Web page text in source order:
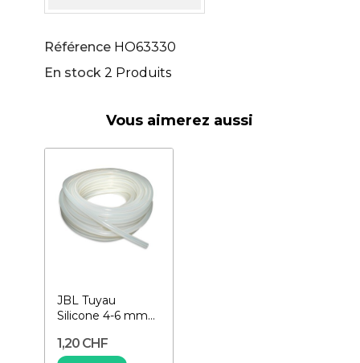
Référence HO63330
En stock 2 Produits
Vous aimerez aussi
JBL Tuyau
Silicone 4-6 mm
pour aquarium
1,20 CHF